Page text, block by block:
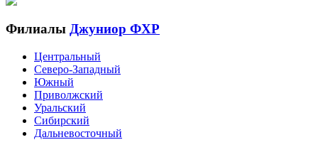
Филиалы Джуниор ФХР
Центральный
Северо-Западный
Южный
Приволжский
Уральский
Сибирский
Дальневосточный